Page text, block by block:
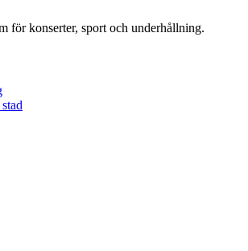
för konserter, sport och underhållning.